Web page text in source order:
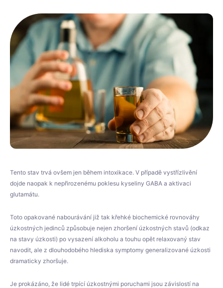
Tento stav trvá ovšem jen během intoxikace. V případě vystřízlivění
dojde naopak k nepřirozenému poklesu kyseliny GABA a aktivaci
glutamátu.
Toto opakované nabourávání již tak křehké biochemické rovnováhy
úzkostných jedinců způsobuje nejen zhoršení úzkostných stavů (odkaz
na stavy úzkosti) po vysazení alkoholu a touhu opět relaxovaný stav
navodit, ale z dlouhodobého hlediska symptomy generalizované úzkosti
dramaticky zhoršuje.
Je prokázáno, že lidé trpící úzkostnými poruchami jsou závislostí na